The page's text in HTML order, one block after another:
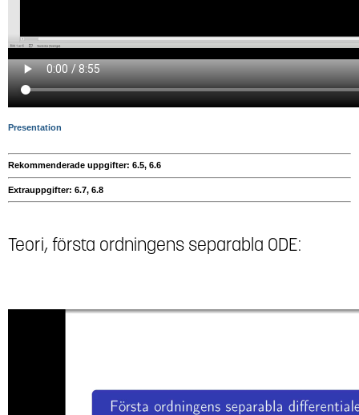
Presentation
Rekommenderade uppgifter: 6.5, 6.6
Extrauppgifter: 6.7, 6.8
Teori, första ordningens separabla ODE: